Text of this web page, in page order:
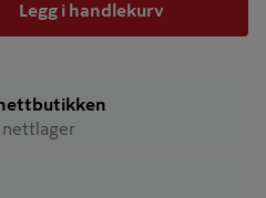
Legg i handlekurv
nettlager